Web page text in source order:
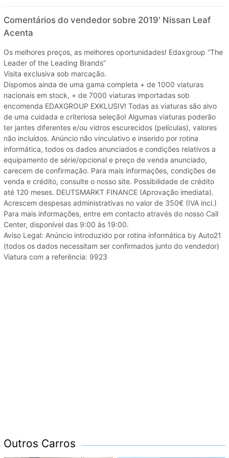
Comentários do vendedor sobre 2019' Nissan Leaf
Acenta
Os melhores preços, as melhores oportunidades! Edaxgroup “The
Leader of the Leading Brands”
Visita exclusiva sob marcação.
Dispomos ainda de uma gama completa + de 1000 viaturas
nacionais em stock, + de 7000 viaturas importadas sob
encomenda EDAXGROUP EXKLUSIV! Todas as viaturas são alvo
de uma cuidada e criteriosa seleção! Algumas viaturas poderão
ter jantes diferentes e/ou vidros escurecidos (películas), valores
não incluídos. Anúncio não vinculativo e inserido por rotina
informática, todos os dados anunciados e condições relativos a
equipamento de série/opcional e preço de venda anunciado,
carecem de confirmação. Para mais informações, condições de
venda e crédito, consulte o nosso site. Possibilidade de crédito
até 120 meses. DEUTSMARKT FINANCE (Aprovação imediata).
Acrescem despesas administrativas no valor de 350€ (IVA incl.)
Para mais informações, entre em contacto através do nosso Call
Center, disponível das 9:00 às 19:00.
Aviso Legal: Anúncio introduzido por rotina informática by Auto21
(todos os dados necessitam ser confirmados junto do vendedor)
Viatura com a referência: 9923
Outros Carros